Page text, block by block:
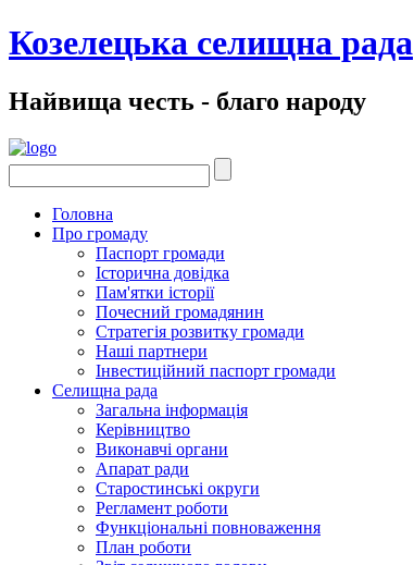
Козелецька селищна рада
Найвища честь - благо народу
Головна
Про громаду
Паспорт громади
Історична довідка
Пам'ятки історії
Почесний громадянин
Стратегія розвитку громади
Наші партнери
Інвестиційний паспорт громади
Селищна рада
Загальна інформація
Керівництво
Виконавчі органи
Апарат ради
Старостинські округи
Регламент роботи
Функціональні повноваження
План роботи